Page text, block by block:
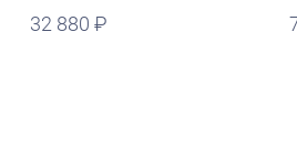
32 880
руб.